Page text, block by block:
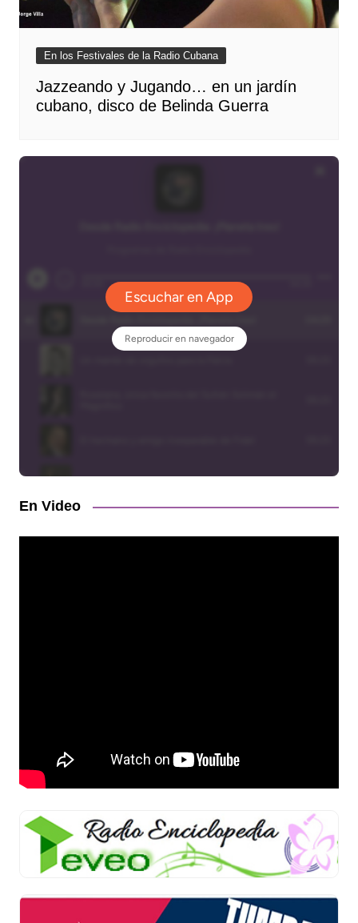
En los Festivales de la Radio Cubana
Jazzeando y Jugando… en un jardín
cubano, disco de Belinda Guerra
En Video